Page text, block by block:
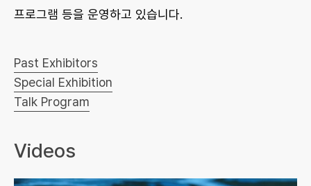
프로그램 등을 운영하고 있습니다.
Past Exhibitors
Special Exhibition
Talk Program
Videos